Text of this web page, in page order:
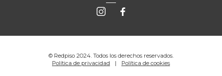
© Redpiso 2024. Todos los derechos reservados.
Política de privacidad
Política de cookies